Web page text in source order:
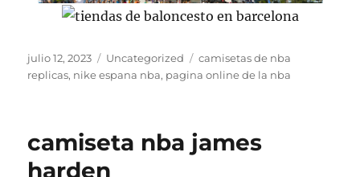
Publicado
el
julio 12, 2023 Categorías
Uncategorized Etiquetas
camisetas de nba
replicas, nike espana nba, pagina online de la nba
camiseta nba james
harden